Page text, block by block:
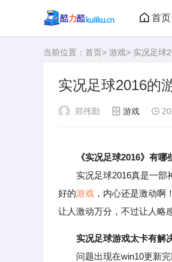
首页
大
当前位置： 首页> 游戏> 实况足球
实况足球2016的
郑伟勤 游戏
《实况足球2016》有
实况足球2016真是一部神
好的游戏 ，内心还是激动啊
让人激动万分，不过让人略
实况足球游戏太卡有解
问题出现在win10更新完